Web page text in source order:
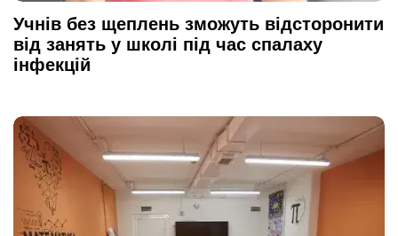
Учнів без щеплень зможуть відсторонити
від занять у школі під час спалаху
інфекцій